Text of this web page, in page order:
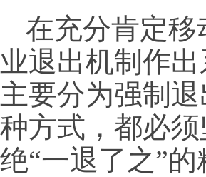
在充分肯定
业退出机制作
主要分为强制
种方式，都必
绝“一退了之”